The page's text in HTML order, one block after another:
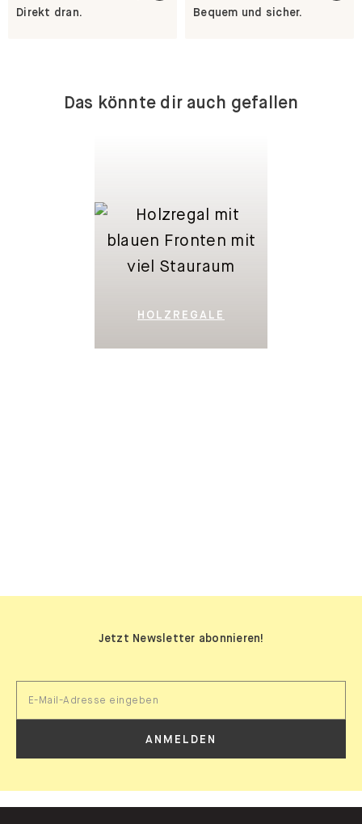
Direkt dran.
Bequem und sicher.
Das könnte dir auch gefallen
HOLZREGALE
Jetzt Newsletter abonnieren!
ANMELDEN